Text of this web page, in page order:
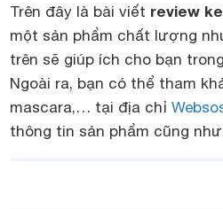
Trên đây là bài viết review
một sản phẩm chất lượng
trên sẽ giúp ích cho bạn
Ngoài ra, bạn có thể tham
mascara,… tại địa chỉ
thông tin sản phẩm cũng